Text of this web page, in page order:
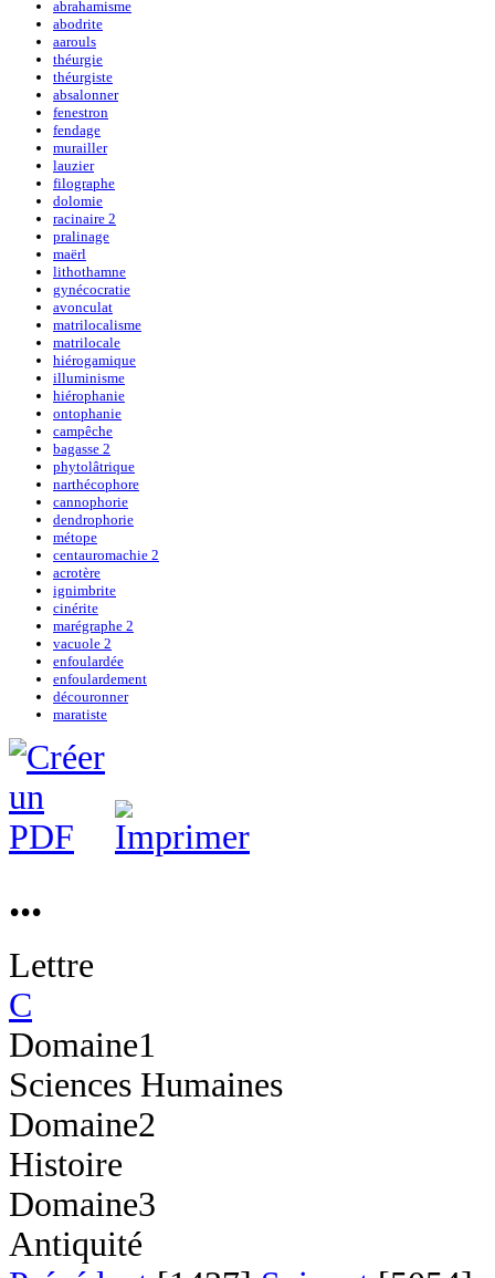
abrahamisme
abodrite
aarouls
théurgie
théurgiste
absalonner
fenestron
fendage
murailler
lauzier
filographe
dolomie
racinaire 2
pralinage
maërl
lithothamne
gynécocratie
avonculat
matrilocalisme
matrilocale
hiérogamique
illuminisme
hiérophanie
ontophanie
campêche
bagasse 2
phytolâtrique
narthécophore
cannophorie
dendrophorie
métope
centauromachie 2
acrotère
ignimbrite
cinérite
marégraphe 2
vacuole 2
enfoulardée
enfoulardement
découronner
maratiste
...
Lettre
C
Domaine1
Sciences Humaines
Domaine2
Histoire
Domaine3
Antiquité